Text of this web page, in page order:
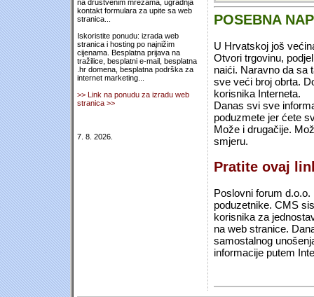
na društvenim mrežama, ugradnja
kontakt formulara za upite sa web
stranica...
Iskoristite ponudu: izrada web
stranica i hosting po najnižim
cijenama. Besplatna prijava na
tražilice, besplatni e-mail, besplatna
.hr domena, besplatna podrška za
internet marketing...
>> Link na ponudu za izradu web
stranica >>
7. 8. 2026.
POSEBNA
U Hrvatskoj još
Otvori trgovinu,
naići. Naravno da sa
sve veći broj obrta.
korisnika Interneta.
Danas svi sve
poduzmete jer ćete
Može i drugačije.
smjeru.
Pratite ovaj
Poslovni forum
poduzetnike. CMS
korisnika za
na web stranice.
samostalnog
informacije putem